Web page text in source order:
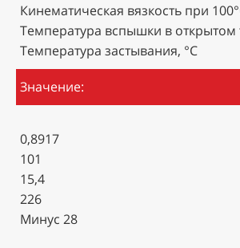
Кинематическая вязкость при
Температура вспышки в открытом
Температура застывания, °С
Значение:
0,8917
101
15,4
226
Минус 28